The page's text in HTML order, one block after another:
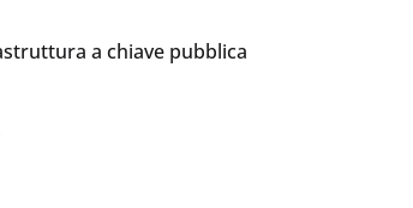
a chiave pubblica